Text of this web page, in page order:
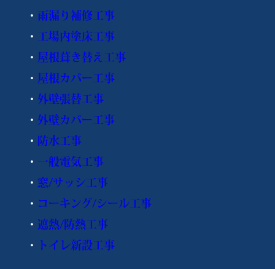
・ 雨漏り補修工事
・ 工場内塗床工事
・ 屋根葺き替え工事
・ 屋根カバー工事
・ 外壁張替工事
・ 外壁カバー工事
・ 防水工事
・ 一般電気工事
・ 窓/サッシ工事
・ コーキング/シール工事
・ 遮熱/防熱工事
・
トイレ新設工事